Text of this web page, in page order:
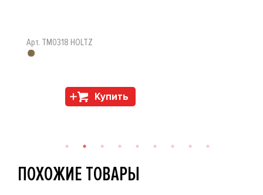
Арт. TM0318 HOLTZ
Купить
ПОХОЖИЕ ТОВАРЫ